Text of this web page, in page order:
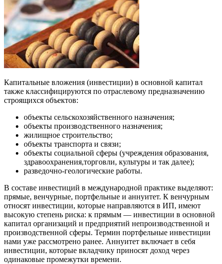
Капитальные вложения (инвестиции) в основной капитал
также классифицируются по отраслевому предназначению
строящихся объектов:
объекты сельскохозяйственного назначения;
объекты производственного назначения;
жилищное строительство;
объекты транспорта и связи;
объекты социальной сферы (учреждения образования,
здравоохранения,торговли, культуры и так далее);
разведочно-геологические работы.
В составе инвестиций в международной практике выделяют:
прямые, венчурные, портфельные и аннуитет. К венчурным
относят инвестиции, которые направляются в ИП, имеют
высокую степень риска: к прямым — инвестиции в основной
капитал организаций и предприятий непроизводственной и
производственной сферы. Термин портфельные инвестиции
нами уже рассмотрено ранее. Аннуитет включает в себя
инвестиции, которые вкладчику приносят доход через
одинаковые промежутки времени.